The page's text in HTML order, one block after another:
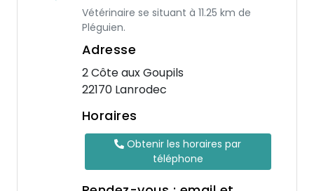
Vétérinaire se situant à 11.25 km de
Pléguien.
Adresse
2 Côte aux Goupils
22170 Lanrodec
Horaires
Obtenir les horaires par
téléphone